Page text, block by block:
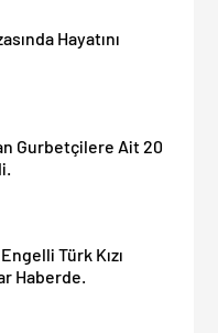
Hayatını
Gurbetçilere Ait 20
Türk Kızı
Haberde.